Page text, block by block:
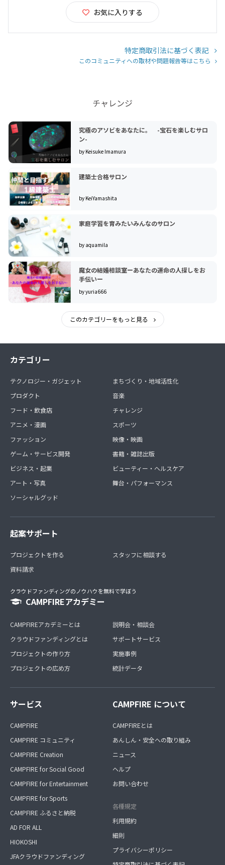
お気に入りする
特定商取引法に基づく表記
このコミュニティへの取材や問題報告等はこちら
チャレンジ
究極のアソビをあなたに。 -宝石を楽しむサロ
ン-
by Keisuke Imamura
建築士合格サロン
by KeiYamashita
家庭学習を育みたいみんなのサロン
by aquamila
魔女の結婚相談室ーあなたの運命の人探しをお
手伝いー
by yuria666
このカテゴリーをもっと見る
カテゴリー
テクノロジー・ガジェット
プロダクト
フード・飲食店
アニメ・漫画
ファッション
ゲーム・サービス開発
ビジネス・起業
アート・写真
ソーシャルグッド
まちづくり・地域活性化
音楽
チャレンジ
スポーツ
映像・映画
書籍・雑誌出版
ビューティー・ヘルスケア
舞台・パフォーマンス
起案サポート
プロジェクトを作る
資料請求
スタッフに相談する
クラウドファンディングのノウハウを無料で学ぼう
CAMPFIREアカデミー
CAMPFIREアカデミーとは
クラウドファンディングとは
プロジェクトの作り方
プロジェクトの広め方
説明会・相談会
サポートサービス
実施事例
統計データ
サービス
CAMPFIRE
CAMPFIRE コミュニティ
CAMPFIRE Creation
CAMPFIRE for Social Good
CAMPFIRE for Entertainment
CAMPFIRE for Sports
CAMPFIRE ふるさと納税
AD FOR ALL
HIOKOSHI
JFAクラウドファンディング
CAMPFIRE について
CAMPFIREとは
あんしん・安全への取り組み
ニュース
ヘルプ
お問い合わせ
各種規定
利用規約
細則
プライバシーポリシー